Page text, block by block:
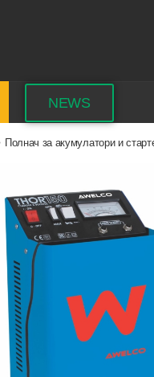
NEWS
Полнач за акумулатори и